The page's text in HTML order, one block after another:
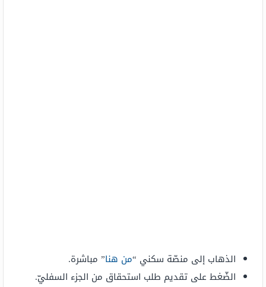
الذهاب إلى منصّة سكني “من هنا” مباشرة.
الضّغط على تقديم طلب استحقاق من الجزء السفليّ.